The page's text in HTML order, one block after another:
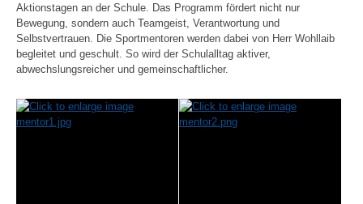
Aktionstagen an der Schule. Das Programm fördert nicht nur
Bewegung, sondern auch Teamgeist, Verantwortung und
Selbstvertrauen. Die Sportmentoren werden dabei von Herr Wohllaib
begleitet und geschult. So wird der Schulalltag aktiver,
abwechslungsreicher und gemeinschaftlicher.